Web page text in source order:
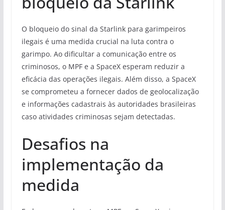
O bloqueio do sinal da Starlink para garimpeiros
ilegais é uma medida crucial na luta contra o
garimpo. Ao dificultar a comunicação entre os
criminosos, o MPF e a SpaceX esperam reduzir a
eficácia das operações ilegais. Além disso, a SpaceX
se comprometeu a fornecer dados de geolocalização
e informações cadastrais às autoridades brasileiras
caso atividades criminosas sejam detectadas.
Desafios na
implementação da
medida